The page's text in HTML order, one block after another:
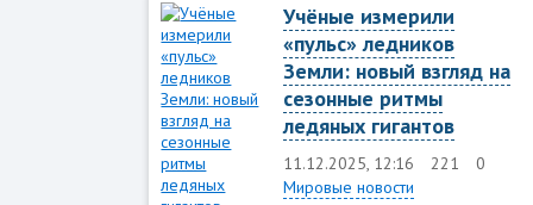
Учёные измерили
«пульс» ледников
Земли: новый взгляд на
сезонные ритмы
ледяных гигантов
11.12.2025, 12:16 221
0
Мировые новости